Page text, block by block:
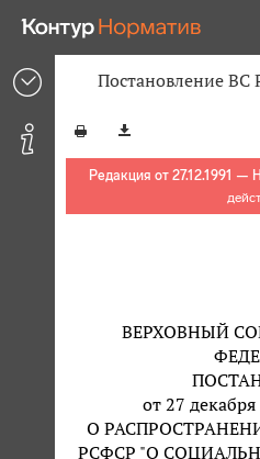
Постановление ВС
Редакция от 27.12.1991 —
ВЕРХОВНЫЙ
от 27
О
РСФСР "О